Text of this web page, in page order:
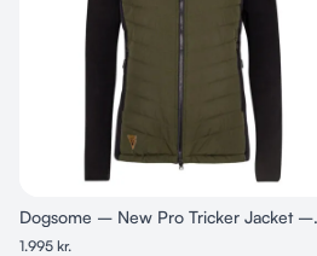
Dogsome – New Pro Tricker Jacket –
Nature
1.995 kr.